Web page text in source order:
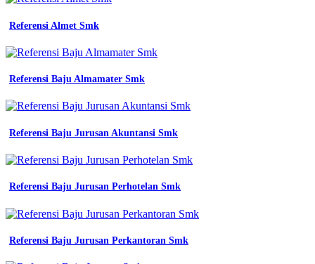
Referensi Almet Smk
Referensi Baju Almamater Smk
Referensi Baju Jurusan Akuntansi Smk
Referensi Baju Jurusan Perhotelan Smk
Referensi Baju Jurusan Perkantoran Smk